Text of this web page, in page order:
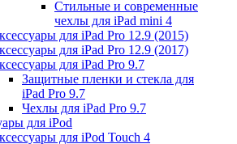
Стильные и современные
чехлы для iPad mini 4
для iPad Pro 12.9 (2015)
для iPad Pro 12.9 (2017)
для iPad Pro 9.7
Защитные пленки и стекла для
iPad Pro 9.7
Чехлы для iPad Pro 9.7
для iPod
для iPod Touch 4